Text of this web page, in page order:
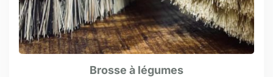
Brosse à légumes